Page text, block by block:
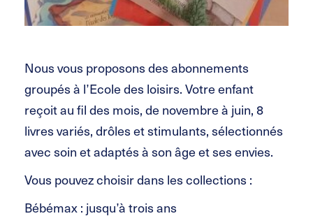
Nous vous proposons des abonnements
groupés à l’Ecole des loisirs. Votre enfant
reçoit au fil des mois, de novembre à juin, 8
livres variés, drôles et stimulants, sélectionnés
avec soin et adaptés à son âge et ses envies.
Vous pouvez choisir dans les collections :
Bébémax : jusqu’à trois ans